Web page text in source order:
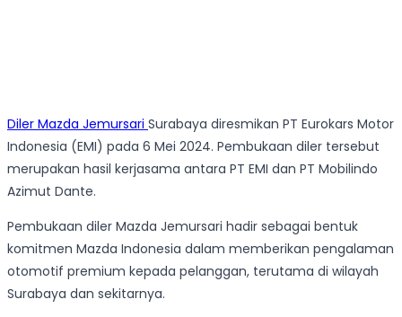
Diler Mazda Jemursari Surabaya diresmikan PT Eurokars Motor
Indonesia (EMI) pada 6 Mei 2024. Pembukaan diler tersebut
merupakan hasil kerjasama antara PT EMI dan PT Mobilindo
Azimut Dante.
Pembukaan diler Mazda Jemursari hadir sebagai bentuk
komitmen Mazda Indonesia dalam memberikan pengalaman
otomotif premium kepada pelanggan, terutama di wilayah
Surabaya dan sekitarnya.